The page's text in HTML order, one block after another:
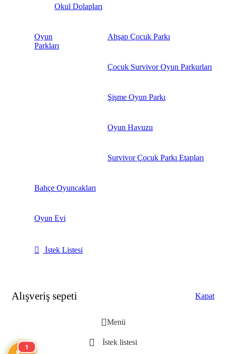
Okul Dolapları
Oyun
Parkları
Ahşap Çocuk Parkı
Çocuk Survivor Oyun Parkurları
Şişme Oyun Parkı
Oyun Havuzu
Survivor Çocuk Parkı Etapları
Bahçe Oyuncakları
Oyun Evi
İstek Listesi
Alışveriş sepeti Kapat
Menü
İstek listesi
1